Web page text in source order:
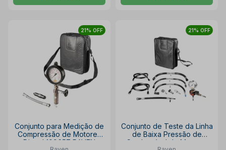
21% OFF
Conjunto para Medição de
Compressão de Motores
Diesel 109657 RAVEN
21% OFF
Conjunto de Teste da Linha
de Baixa Pressão de
Combustível de Motores